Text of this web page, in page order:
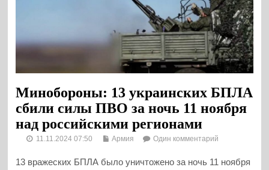
Минобороны: 13 украинских БПЛА
сбили силы ПВО за ночь 11 ноября
над российскими регионами
11.11.2024 07:50 Армия Один комментарий
13 вражеских БПЛА было уничтожено за ночь 11 ноября